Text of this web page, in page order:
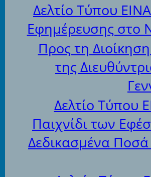
Δελτίο Τύπου
Εφημέρευσης στο
Προς τη
της
Δελτίο Τύπου
Παιχνίδι των
Δεδικασμένα